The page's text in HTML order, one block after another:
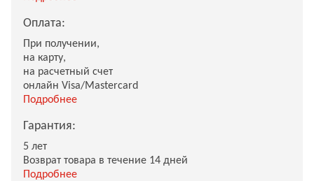
Оплата:
При получении,
на карту,
на расчетный счет
онлайн Visa/Mastercard
Подробнее
Гарантия:
5 лет
Возврат товара в течение 14 дней
Подробнее